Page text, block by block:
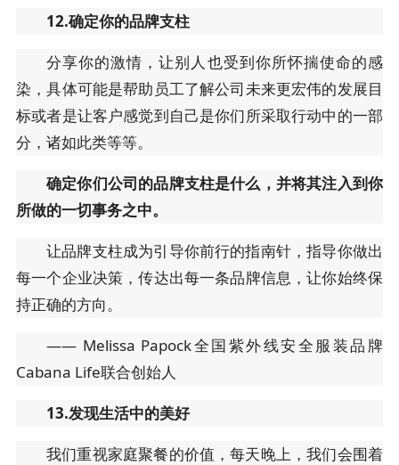
12.确定你的品牌支柱
分享你的激情，让别人也受到你所怀揣使命的感
染，具体可能是帮助员工了解公司未来更宏伟的发展目
标或者是让客户感觉到自己是你们所采取行动中的一部
分，诸如此类等等。
确定你们公司的品牌支柱是什么，并将其注入到你
所做的一切事务之中。
让品牌支柱成为引导你前行的指南针，指导你做出
每一个企业决策，传达出每一条品牌信息，让你始终保
持正确的方向。
—— Melissa Papock全国紫外线安全服装品牌
Cabana Life联合创始人
13.发现生活中的美好
我们重视家庭聚餐的价值，每天晚上，我们会围着